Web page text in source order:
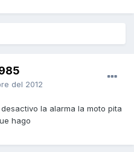
del 2012
la alarma la moto pita
hago